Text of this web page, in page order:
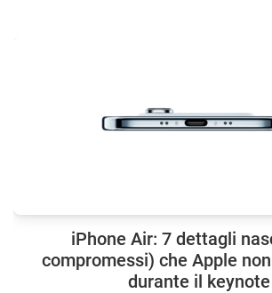
iPhone Air: 7 dettagli
compromessi) che Apple
durante il keynote